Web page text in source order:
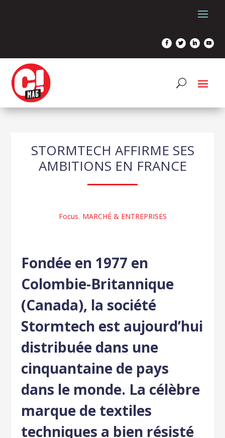
STORMTECH AFFIRME SES
AMBITIONS EN FRANCE
Focus, MARCHÉ & ENTREPRISES
Fondée en 1977 en
Colombie-Britannique
(Canada), la société
Stormtech est aujourd’hui
distribuée dans une
cinquantaine de pays
dans le monde. La célèbre
marque de textiles
techniques a bien résisté